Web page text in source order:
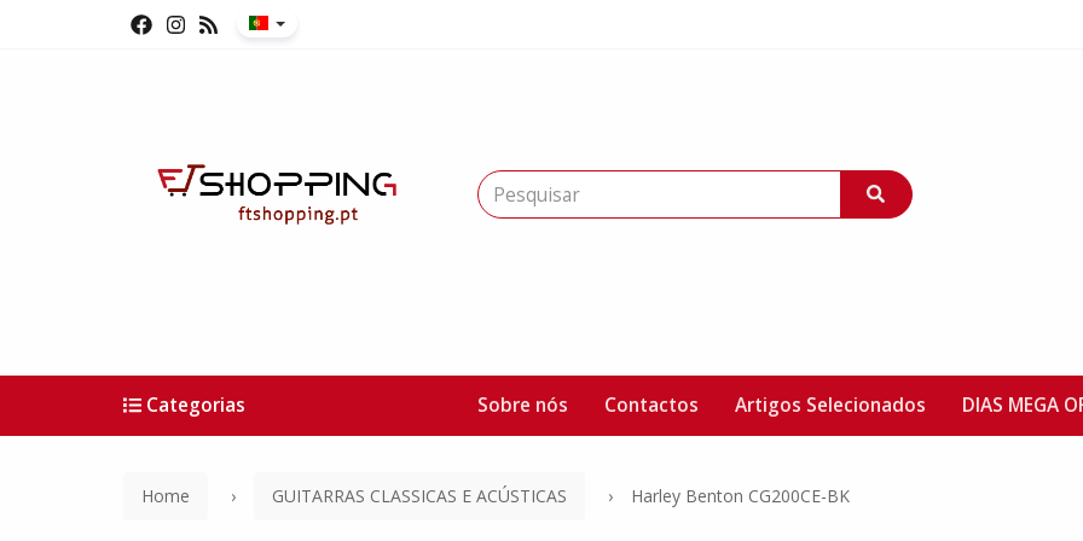
Sobre nós Contactos Artigos Selecionados DIAS MEGA
Categorias
Home GUITARRAS CLASSICAS E ACÚSTICAS Harley Benton CG200CE-BK